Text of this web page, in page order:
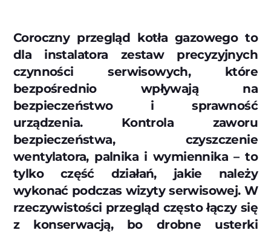
Coroczny przegląd kotła gazowego to
dla instalatora zestaw precyzyjnych
czynności serwisowych, które
bezpośrednio wpływają na
bezpieczeństwo i sprawność
urządzenia. Kontrola zaworu
bezpieczeństwa, czyszczenie
wentylatora, palnika i wymiennika – to
tylko część działań, jakie należy
wykonać podczas wizyty serwisowej. W
rzeczywistości przegląd często łączy się
z konserwacją, bo drobne usterki